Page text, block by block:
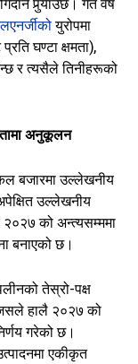
युरोपमा
घण्टा क्षमता),
र त्यसैले तिनीहरूको
अनुकूलन
बजारमा उल्लेखनीय
उल्लेखनीय
२०२७ को अन्त्यसम्ममा
बनाएको छ।
तेस्रो-पक्ष
जसले हालै २०२७ को
गरेको छ।
एकीकृत